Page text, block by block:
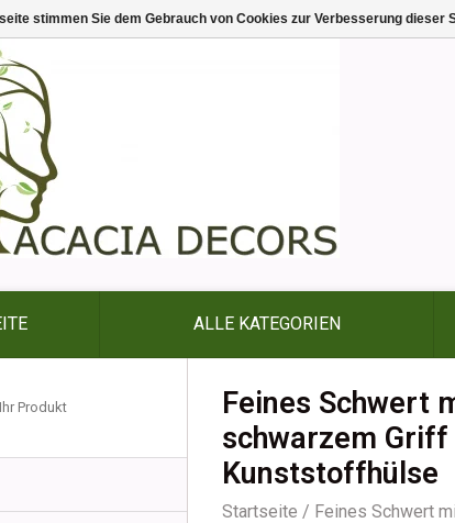
ALLE KATEGORIEN
Feines Schwert
schwarzem
Kunststoffhülse
Startseite / Feines Schwert
stimmen Sie dem Gebrauch von Cookies zur Verbesserung dieser